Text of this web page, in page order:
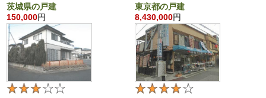
茨城県の戸建
150,000円
東京都の戸建
8,430,000円